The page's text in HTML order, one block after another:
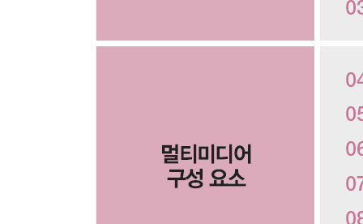
03 텍스트 관련 기술의 변화
01 이미지의 개요
02 이미지의 표현
03 이미지의 저장